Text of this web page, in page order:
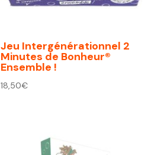
Jeu Intergénérationnel 2
Minutes de Bonheur®
Ensemble !
18,50€